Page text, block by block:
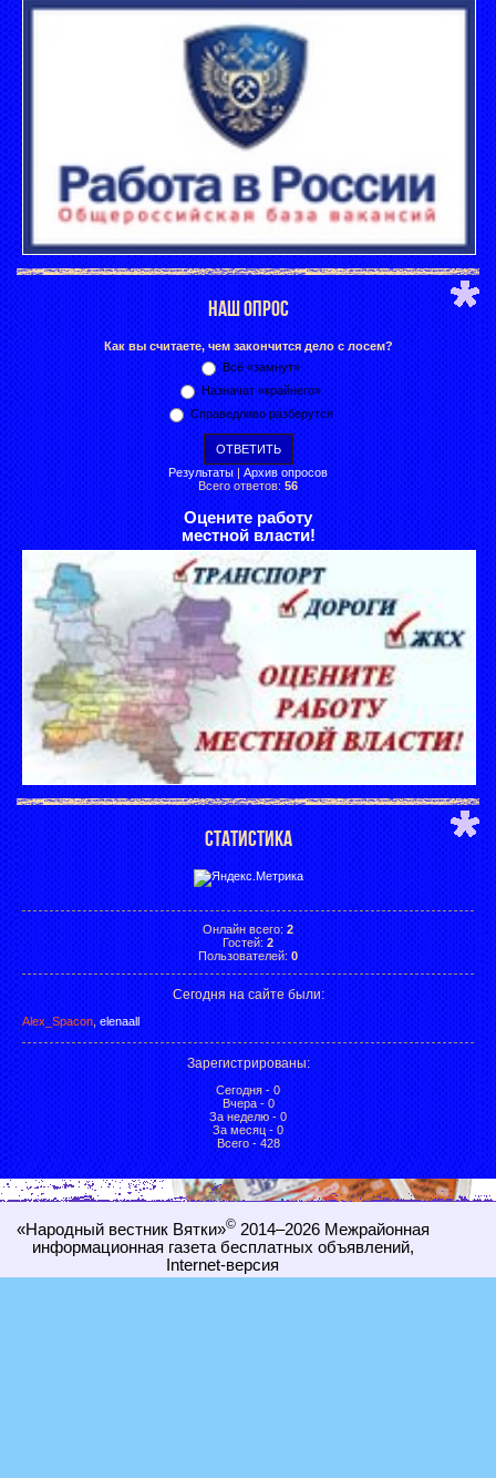
НАШ ОПРОС
Как вы считаете, чем закончится дело с лосем?
Всё «замнут»
Назначат «крайнего»
Справедливо разберутся
Результаты | Архив опросов
Всего ответов: 56
Оцените работу
местной власти!
СТАТИСТИКА
Онлайн всего: 2
Гостей: 2
Пользователей: 0
Сегодня на сайте были:
Alex_Spacon elenaall
Зарегистрированы:
Сегодня - 0
Вчера - 0
За неделю - 0
За месяц - 0
Всего - 428
«Народный вестник Вятки»©2014–2026 Межрайонная
информационная газета бесплатных объявлений,
Internet-версия